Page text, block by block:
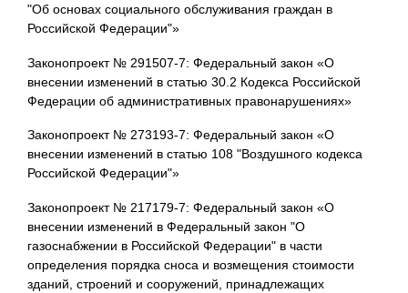
"Об основах социального обслуживания граждан в
Российской Федерации"»
Законопроект № 291507-7: Федеральный закон «О
внесении изменений в статью 30.2 Кодекса Российской
Федерации об административных правонарушениях»
Законопроект № 273193-7: Федеральный закон «О
внесении изменений в статью 108 "Воздушного кодекса
Российской Федерации"»
Законопроект № 217179-7: Федеральный закон «О
внесении изменений в Федеральный закон "О
газоснабжении в Российской Федерации" в части
определения порядка сноса и возмещения стоимости
зданий, строений и сооружений, принадлежащих